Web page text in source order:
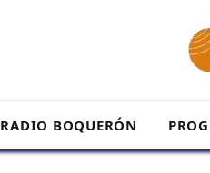
RADIO BOQUERÓN